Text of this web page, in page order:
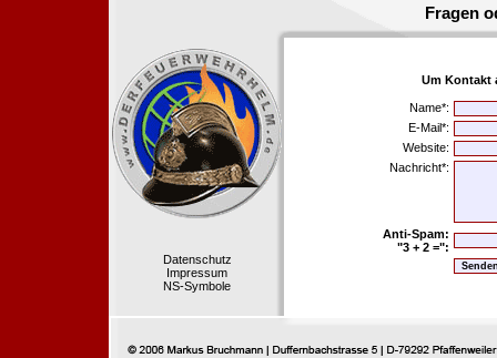
Fragen
Datenschutz
Impressum
NS-Symbole
Um Kontakt
Name*:
E-Mail*:
Website:
Nachricht*:
Anti-Spam:
"3 + 2 =":